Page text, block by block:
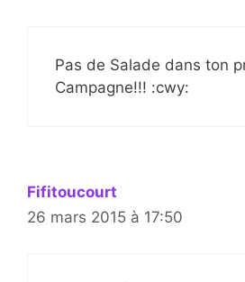
Pas de Salade dans ton
Campagne!!! :cwy:
Fifitoucourt
26 mars 2015 à 17:50